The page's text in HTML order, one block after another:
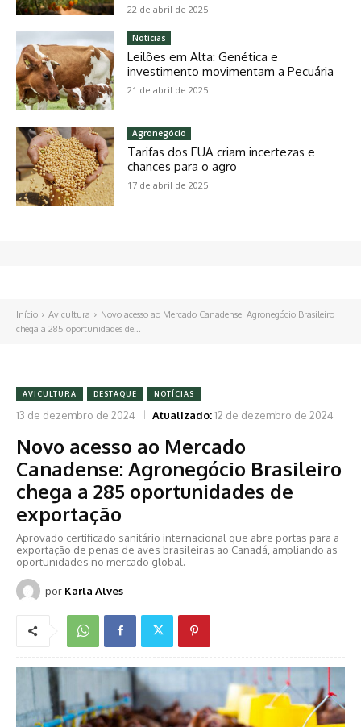
22 de abril de 2025
Notícias
Leilões em Alta: Genética e
investimento movimentam a Pecuária
21 de abril de 2025
Agronegócio
Tarifas dos EUA criam incertezas e
chances para o agro
17 de abril de 2025